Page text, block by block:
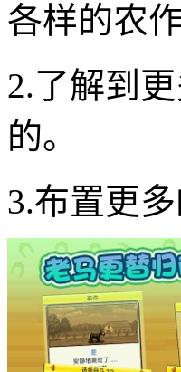
各样的农作
2.了解到
的。
3.布置更